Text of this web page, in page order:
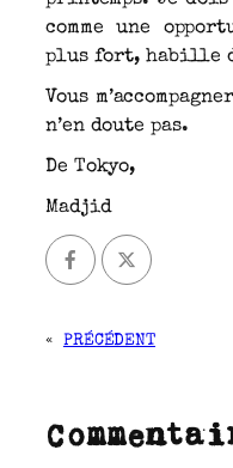
comme une
plus fort, habille
Vous
n’en doute pas.
De Tokyo,
Madjid
« PRÉCÉDENT